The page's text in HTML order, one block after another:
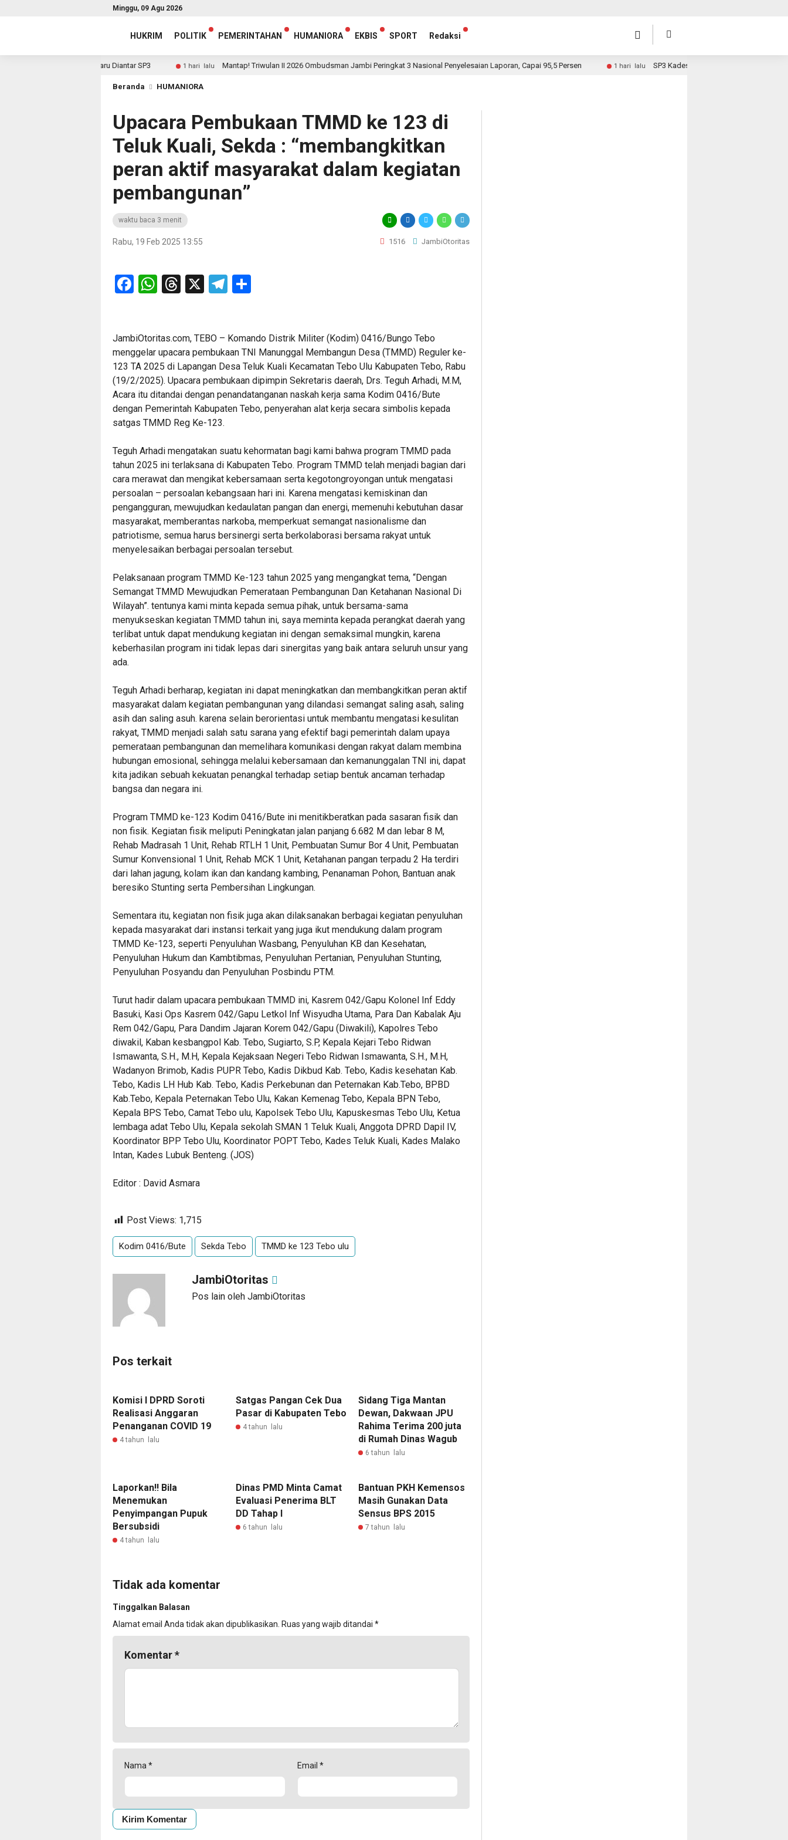
Minggu, 09 Agu 2026
HUKRIM POLITIK PEMERINTAHAN HUMANIORA EKBIS SPORT Redaksi
Sekda: Yang Baru Diantar SP3 1 hari lalu Mantap! Triwulan II 2026 Ombudsman Jambi Peringkat 3 Nasional Penyelesaian Laporan, Capai 95,5 Persen 1 hari lalu SP3 Kades Sungai Rambai, Hari Ini Surat Diantar ke
Beranda HUMANIORA
Upacara Pembukaan TMMD ke 123 di
Teluk Kuali, Sekda : “membangkitkan
peran aktif masyarakat dalam kegiatan
pembangunan”
waktu baca 3 menit
Rabu, 19 Feb 2025 13:55 1516 JambiOtoritas
Facebook
WhatsApp
Threads
X Telegram
JambiOtoritas.com, TEBO – Komando Distrik Militer (Kodim) 0416/Bungo Tebo
menggelar upacara pembukaan TNI Manunggal Membangun Desa (TMMD) Reguler ke-
123 TA 2025 di Lapangan Desa Teluk Kuali Kecamatan Tebo Ulu Kabupaten Tebo, Rabu
(19/2/2025). Upacara pembukaan dipimpin Sekretaris daerah, Drs. Teguh Arhadi, M.M,
Acara itu ditandai dengan penandatanganan naskah kerja sama Kodim 0416/Bute
dengan Pemerintah Kabupaten Tebo, penyerahan alat kerja secara simbolis kepada
satgas TMMD Reg Ke-123.
Teguh Arhadi mengatakan suatu kehormatan bagi kami bahwa program TMMD pada
tahun 2025 ini terlaksana di Kabupaten Tebo. Program TMMD telah menjadi bagian dari
cara merawat dan mengikat kebersamaan serta kegotongroyongan untuk mengatasi
persoalan – persoalan kebangsaan hari ini. Karena mengatasi kemiskinan dan
pengangguran, mewujudkan kedaulatan pangan dan energi, memenuhi kebutuhan dasar
masyarakat, memberantas narkoba, memperkuat semangat nasionalisme dan
patriotisme, semua harus bersinergi serta berkolaborasi bersama rakyat untuk
menyelesaikan berbagai persoalan tersebut.
Pelaksanaan program TMMD Ke-123 tahun 2025 yang mengangkat tema, “Dengan
Semangat TMMD Mewujudkan Pemerataan Pembangunan Dan Ketahanan Nasional Di
Wilayah”. tentunya kami minta kepada semua pihak, untuk bersama-sama
menyukseskan kegiatan TMMD tahun ini, saya meminta kepada perangkat daerah yang
terlibat untuk dapat mendukung kegiatan ini dengan semaksimal mungkin, karena
keberhasilan program ini tidak lepas dari sinergitas yang baik antara seluruh unsur yang
ada.
Teguh Arhadi berharap, kegiatan ini dapat meningkatkan dan membangkitkan peran aktif
masyarakat dalam kegiatan pembangunan yang dilandasi semangat saling asah, saling
asih dan saling asuh. karena selain berorientasi untuk membantu mengatasi kesulitan
rakyat, TMMD menjadi salah satu sarana yang efektif bagi pemerintah dalam upaya
pemerataan pembangunan dan memelihara komunikasi dengan rakyat dalam membina
hubungan emosional, sehingga melalui kebersamaan dan kemanunggalan TNI ini, dapat
kita jadikan sebuah kekuatan penangkal terhadap setiap bentuk ancaman terhadap
bangsa dan negara ini.
Program TMMD ke-123 Kodim 0416/Bute ini menitikberatkan pada sasaran fisik dan
non fisik. Kegiatan fisik meliputi Peningkatan jalan panjang 6.682 M dan lebar 8 M,
Rehab Madrasah 1 Unit, Rehab RTLH 1 Unit, Pembuatan Sumur Bor 4 Unit, Pembuatan
Sumur Konvensional 1 Unit, Rehab MCK 1 Unit, Ketahanan pangan terpadu 2 Ha terdiri
dari lahan jagung, kolam ikan dan kandang kambing, Penanaman Pohon, Bantuan anak
beresiko Stunting serta Pembersihan Lingkungan.
Sementara itu, kegiatan non fisik juga akan dilaksanakan berbagai kegiatan penyuluhan
kepada masyarakat dari instansi terkait yang juga ikut mendukung dalam program
TMMD Ke-123, seperti Penyuluhan Wasbang, Penyuluhan KB dan Kesehatan,
Penyuluhan Hukum dan Kambtibmas, Penyuluhan Pertanian, Penyuluhan Stunting,
Penyuluhan Posyandu dan Penyuluhan Posbindu PTM.
Turut hadir dalam upacara pembukaan TMMD ini, Kasrem 042/Gapu Kolonel Inf Eddy
Basuki, Kasi Ops Kasrem 042/Gapu Letkol Inf Wisyudha Utama, Para Dan Kabalak Aju
Rem 042/Gapu, Para Dandim Jajaran Korem 042/Gapu (Diwakili), Kapolres Tebo
diwakil, Kaban kesbangpol Kab. Tebo, Sugiarto, S.P, Kepala Kejari Tebo Ridwan
Ismawanta, S.H., M.H, Kepala Kejaksaan Negeri Tebo Ridwan Ismawanta, S.H., M.H,
Wadanyon Brimob, Kadis PUPR Tebo, Kadis Dikbud Kab. Tebo, Kadis kesehatan Kab.
Tebo, Kadis LH Hub Kab. Tebo, Kadis Perkebunan dan Peternakan Kab.Tebo, BPBD
Kab.Tebo, Kepala Peternakan Tebo Ulu, Kakan Kemenag Tebo, Kepala BPN Tebo,
Kepala BPS Tebo, Camat Tebo ulu, Kapolsek Tebo Ulu, Kapuskesmas Tebo Ulu, Ketua
lembaga adat Tebo Ulu, Kepala sekolah SMAN 1 Teluk Kuali, Anggota DPRD Dapil IV,
Koordinator BPP Tebo Ulu, Koordinator POPT Tebo, Kades Teluk Kuali, Kades Malako
Intan, Kades Lubuk Benteng. (JOS)
Editor : David Asmara
Post Views: 1,715
Kodim 0416/Bute Sekda Tebo TMMD ke 123 Tebo ulu
JambiOtoritas
Pos lain oleh JambiOtoritas
Pos terkait
Komisi I DPRD Soroti
Realisasi Anggaran
Penanganan COVID 19
4 tahun lalu
Satgas Pangan Cek Dua
Pasar di Kabupaten Tebo
4 tahun lalu
Sidang Tiga Mantan
Dewan, Dakwaan JPU
Rahima Terima 200 juta
di Rumah Dinas Wagub
6 tahun lalu
Laporkan!! Bila
Menemukan
Penyimpangan Pupuk
Bersubsidi
4 tahun lalu
Dinas PMD Minta Camat
Evaluasi Penerima BLT
DD Tahap I
6 tahun lalu
Bantuan PKH Kemensos
Masih Gunakan Data
Sensus BPS 2015
7 tahun lalu
Tidak ada komentar
Tinggalkan Balasan
Alamat email Anda tidak akan dipublikasikan. Ruas yang wajib ditandai *
Komentar*
Nama * Email *